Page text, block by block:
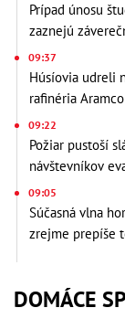
Prípad únosu
zaznejú
09:37
Húsíovia udreli
rafinéria Aramco
09:22
Požiar pustoší
návštevníkov
09:05
Súčasná vlna
zrejme prepíše
DOMÁCE